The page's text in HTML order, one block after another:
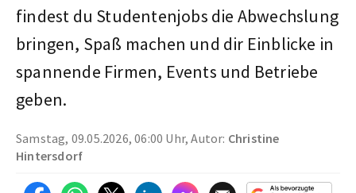
findest du Studentenjobs die Abwechslung
bringen, Spaß machen und dir Einblicke in
spannende Firmen, Events und Betriebe
geben.
Samstag, 09.05.2026, 06:00 Uhr, Autor: Christine
Hintersdorf